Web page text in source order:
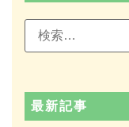
最新記事